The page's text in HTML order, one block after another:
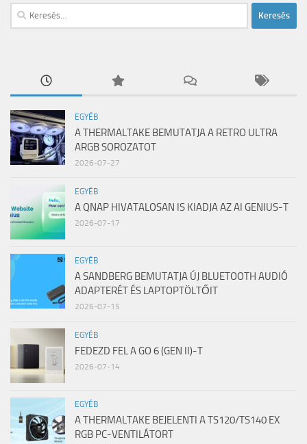
Keresés:
EGYÉB
A THERMALTAKE BEMUTATJA A RETRO ULTRA
ARGB SOROZATOT
2026-07-27
EGYÉB
A QNAP HIVATALOSAN IS KIADJA AZ AI GENIUS-T
2026-07-17
EGYÉB
A SANDBERG BEMUTATJA ÚJ BLUETOOTH AUDIÓ
ADAPTERÉT ÉS LAPTOPTÖLTŐIT
2026-07-15
EGYÉB
FEDEZD FEL A GO 6 (GEN II)-T
2026-07-14
EGYÉB
A THERMALTAKE BEJELENTI A TS120/TS140 EX
RGB PC-VENTILÁTORT